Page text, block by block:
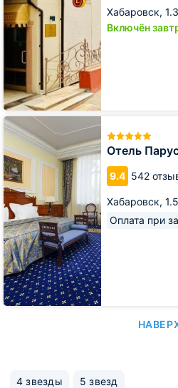
Хабаровск,
Включён
Отель
9.4 542
Хабаровск,
Оплата при
Отель
Парус
4 звезды 5 звезд